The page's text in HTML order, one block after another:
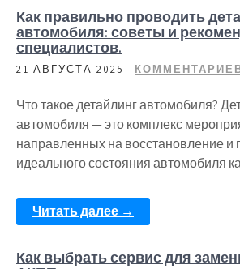
Как правильно проводить
автомобиля: советы и
специалистов.
21 АВГУСТА 2025
Что такое детайлинг автомобиля?
автомобиля — это комплекс
направленных на восстановление
идеального состояния автомобиля
Читать далее →
Как выбрать сервис для